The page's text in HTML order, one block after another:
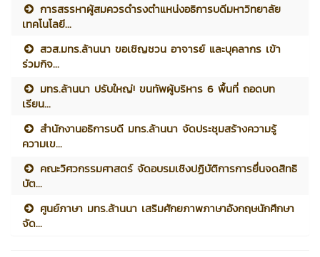
การสรรหาผู้สมควรดำรงตำแหน่งอธิการบดีมหาวิทยาลัย
เทคโนโลยี...
สวส.มทร.ล้านนา ขอเชิญชวน อาจารย์ และบุคลากร เข้า
ร่วมกิจ...
มทร.ล้านนา ปรับใหญ่! ขนทัพผู้บริหาร 6 พื้นที่ ถอดบท
เรียน...
สำนักงานอธิการบดี มทร.ล้านนา จัดประชุมสร้างความรู้
ความเข...
คณะวิศวกรรมศาสตร์ จัดอบรมเชิงปฏิบัติการการยื่นจดสิทธิ
บัต...
ศูนย์ภาษา มทร.ล้านนา เสริมศักยภาพภาษาอังกฤษนักศึกษา
จัด...